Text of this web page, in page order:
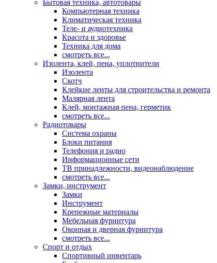
Бытовая техника, автотовары
Компьютерная техника
Климатическая техника
Теле- и аудиотехника
Красота и здоровье
Техника для дома
смотреть все...
Изолента, клей, пена, уплотнители
Изолента
Скотч
Клейкие ленты для строительства и ремонта
Малярная лента
Клей, монтажная пена, герметик
смотреть все...
Радиотовары
Система охраны
Блоки питания
Телефония и радио
Информационные сети
ТВ принадлежности, видеонаблюдение
смотреть все...
Замки, инструмент
Замки
Инструмент
Крепежные материалы
Мебельная фурнитура
Оконная и дверная фурнитура
смотреть все...
Спорт и отдых
Спортивный инвентарь